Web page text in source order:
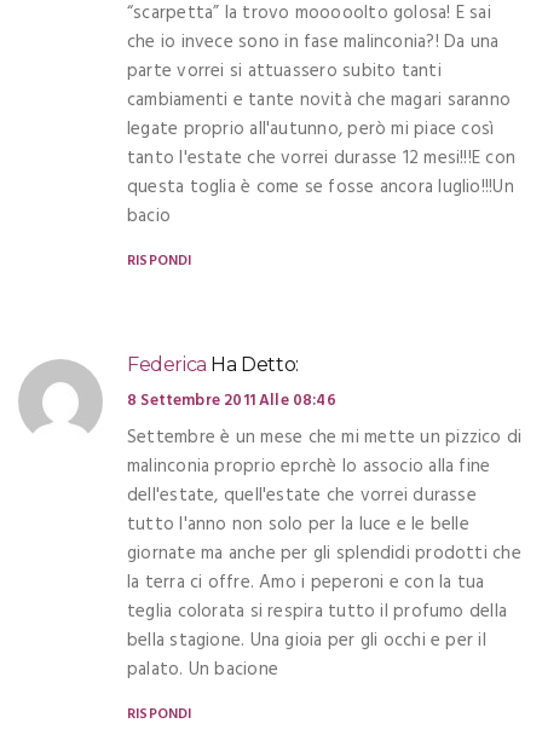
“scarpetta” la trovo mooooolto golosa! E sai
che io invece sono in fase malinconia?! Da una
parte vorrei si attuassero subito tanti
cambiamenti e tante novità che magari saranno
legate proprio all'autunno, però mi piace così
tanto l'estate che vorrei durasse 12 mesi!!!E con
questa toglia è come se fosse ancora luglio!!!Un
bacio
RISPONDI
Federica Ha Detto:
8 Settembre 2011 Alle 08:46
Settembre è un mese che mi mette un pizzico di
malinconia proprio eprchè lo associo alla fine
dell'estate, quell'estate che vorrei durasse
tutto l'anno non solo per la luce e le belle
giornate ma anche per gli splendidi prodotti che
la terra ci offre. Amo i peperoni e con la tua
teglia colorata si respira tutto il profumo della
bella stagione. Una gioia per gli occhi e per il
palato. Un bacione
RISPONDI